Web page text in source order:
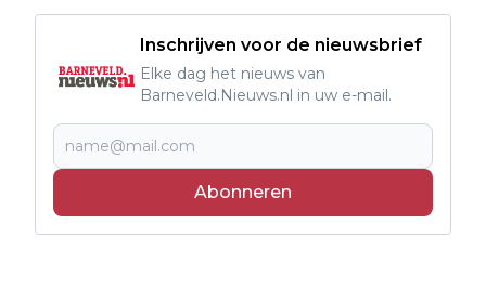
Inschrijven voor de nieuwsbrief
Elke dag het nieuws van
Barneveld.Nieuws.nl in uw e-mail.
Abonneren